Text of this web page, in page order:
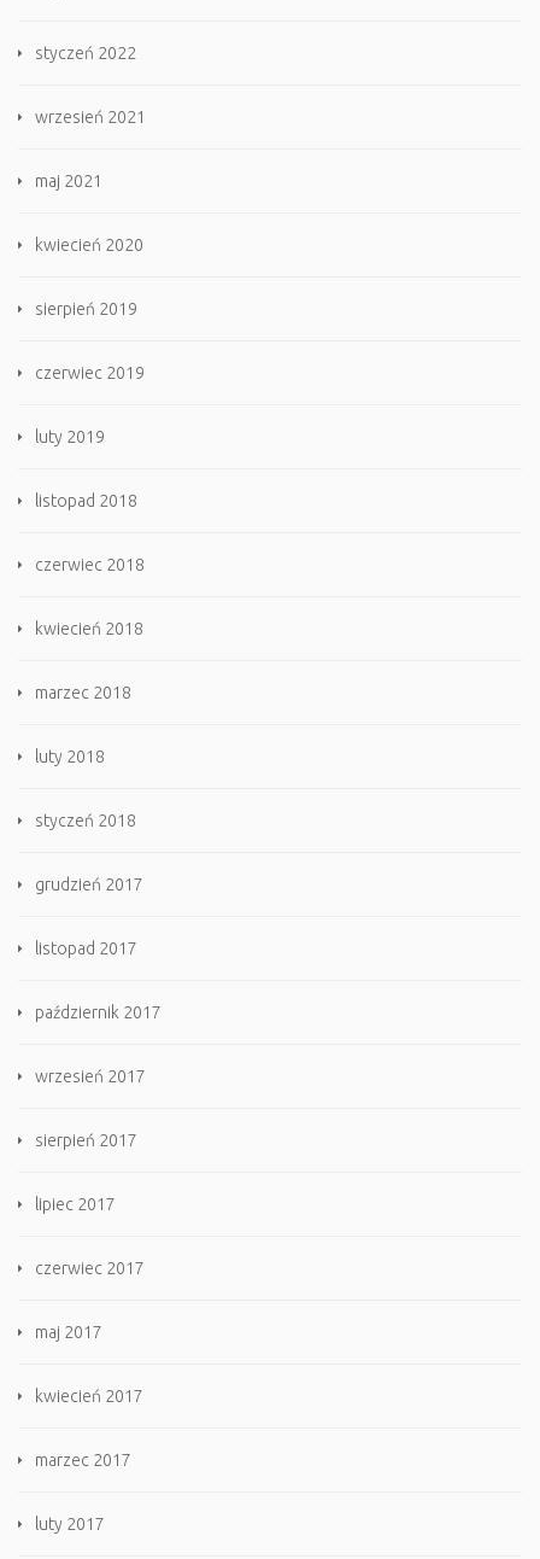
styczeń 2022
wrzesień 2021
maj 2021
kwiecień 2020
sierpień 2019
czerwiec 2019
luty 2019
listopad 2018
czerwiec 2018
kwiecień 2018
marzec 2018
luty 2018
styczeń 2018
grudzień 2017
listopad 2017
październik 2017
wrzesień 2017
sierpień 2017
lipiec 2017
czerwiec 2017
maj 2017
kwiecień 2017
marzec 2017
luty 2017